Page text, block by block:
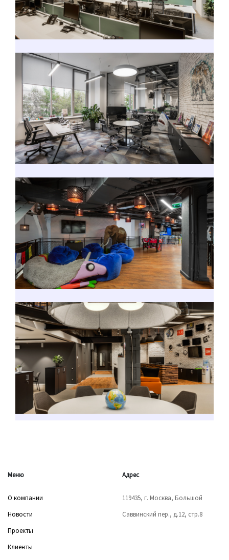
Меню
О компании
Новости
Проекты
Клиенты
Адрес
119435, г. Москва, Большой
Саввинский пер., д.12, стр.8